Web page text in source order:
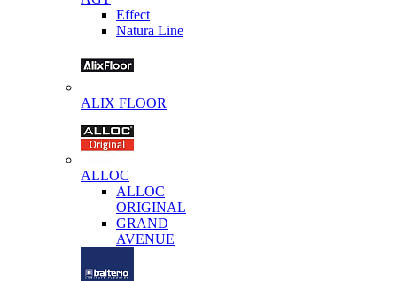
Effect
Natura Line
ALIX FLOOR
ALLOC
ALLOC
ORIGINAL
GRAND
AVENUE